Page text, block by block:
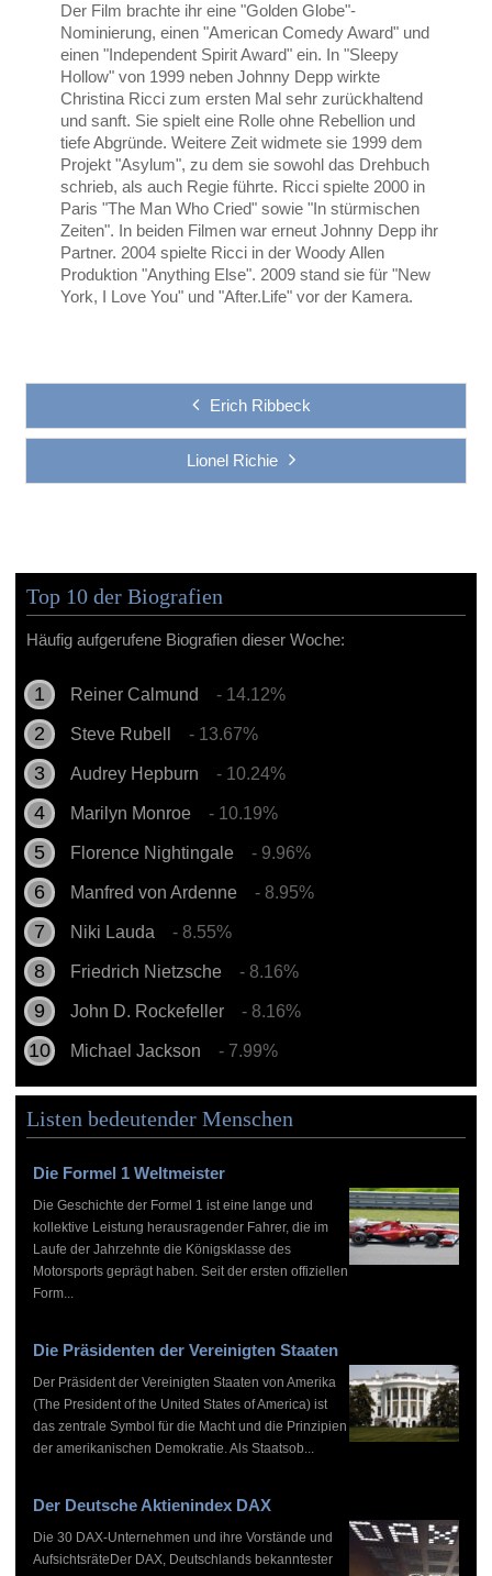
Der Film brachte ihr eine "Golden Globe"-
Nominierung, einen "American Comedy Award" und
einen "Independent Spirit Award" ein. In "Sleepy
Hollow" von 1999 neben Johnny Depp wirkte
Christina Ricci zum ersten Mal sehr zurückhaltend
und sanft. Sie spielt eine Rolle ohne Rebellion und
tiefe Abgründe. Weitere Zeit widmete sie 1999 dem
Projekt "Asylum", zu dem sie sowohl das Drehbuch
schrieb, als auch Regie führte. Ricci spielte 2000 in
Paris "The Man Who Cried" sowie "In stürmischen
Zeiten". In beiden Filmen war erneut Johnny Depp ihr
Partner. 2004 spielte Ricci in der Woody Allen
Produktion "Anything Else". 2009 stand sie für "New
York, I Love You" und "After.Life" vor der Kamera.
Erich Ribbeck
Lionel Richie
Top 10 der Biografien
Häufig aufgerufene Biografien dieser Woche:
Reiner Calmund - 14.12%
Steve Rubell - 13.67%
Audrey Hepburn - 10.24%
Marilyn Monroe - 10.19%
Florence Nightingale - 9.96%
Manfred von Ardenne - 8.95%
Niki Lauda - 8.55%
Friedrich Nietzsche - 8.16%
John D. Rockefeller - 8.16%
Michael Jackson - 7.99%
Listen bedeutender Menschen
Die Formel 1 Weltmeister
Die Geschichte der Formel 1 ist eine lange und
kollektive Leistung herausragender Fahrer, die im
Laufe der Jahrzehnte die Königsklasse des
Motorsports geprägt haben. Seit der ersten offiziellen
Form...
Die Präsidenten der Vereinigten Staaten
Der Präsident der Vereinigten Staaten von Amerika
(The President of the United States of America) ist
das zentrale Symbol für die Macht und die Prinzipien
der amerikanischen Demokratie. Als Staatsob...
Der Deutsche Aktienindex DAX
Die 30 DAX-Unternehmen und ihre Vorstände und
AufsichtsräteDer DAX, Deutschlands bekanntester